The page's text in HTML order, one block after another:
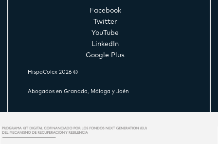
Facebook
Twitter
YouTube
LinkedIn
Google Plus
HispaColex 2026 ©
Abogados en Granada, Málaga y Jaén